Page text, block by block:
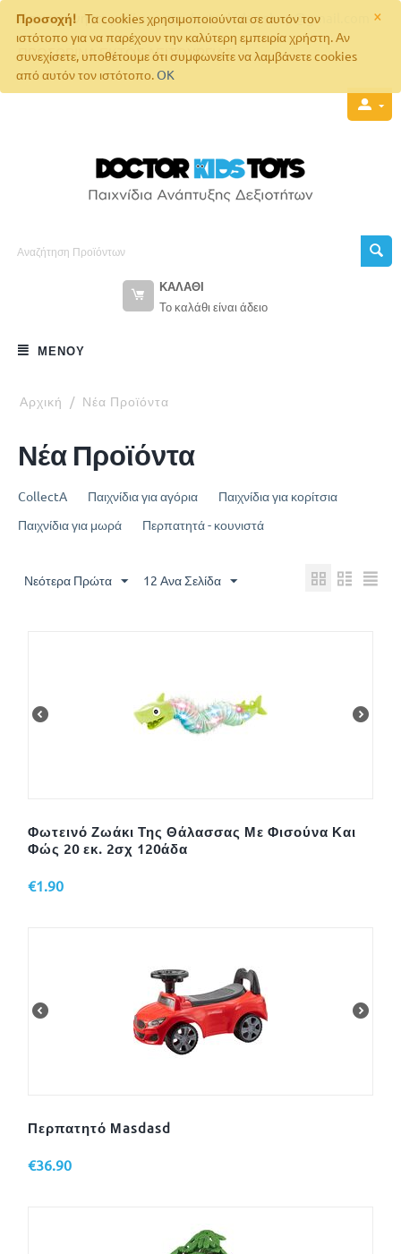
×
Προσοχή! Τα cookies χρησιμοποιούνται σε αυτόν τον
ιστότοπο για να παρέχουν την καλύτερη εμπειρία χρήστη. Αν
συνεχίσετε, υποθέτουμε ότι συμφωνείτε να λαμβάνετε cookies
από αυτόν τον ιστότοπο.OK
Επικοινωνήστε μαζί μας στοdoctorkids.eshop@gmail.com
ΠΡΟΣΩΡΙΝΑ ΕΚΤΟΣ ΛΕΙΤΟΥΡΓΙΑΣ
ΚΑΛΆΘΙ
Το καλάθι είναι άδειο
ΜΕΝΟΎ
Αρχική / Νέα Προϊόντα
Νέα Προϊόντα
CollectA Παιχνίδια για αγόρια
Παιχνίδια για κορίτσια
Παιχνίδια για μωρά
Περπατητά - κουνιστά
Νεότερα Πρώτα 12 Ανα Σελίδα
Φωτεινό Ζωάκι Της Θάλασσας Με Φισούνα Και
Φώς 20 εκ. 2σχ 120άδα
€1.90
Περπατητό Μasdasd
€36.90